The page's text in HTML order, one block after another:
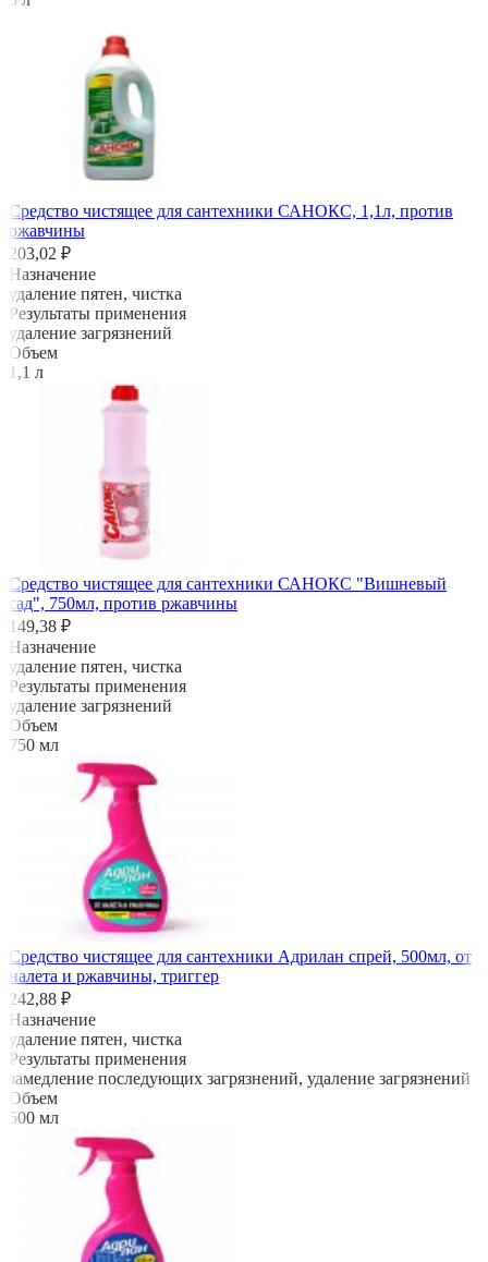
Средство чистящее для сантехники САНОКС, 1,1л, против
ржавчины
203,02 ₽
Назначение
удаление пятен, чистка
Результаты применения
удаление загрязнений
Объем
1,1 л
Средство чистящее для сантехники САНОКС "Вишневый
сад", 750мл, против ржавчины
149,38 ₽
Назначение
удаление пятен, чистка
Результаты применения
удаление загрязнений
Объем
750 мл
Средство чистящее для сантехники Адрилан спрей, 500мл, от
налета и ржавчины, триггер
242,88 ₽
Назначение
удаление пятен, чистка
Результаты применения
замедление последующих загрязнений, удаление загрязнений
Объем
500 мл